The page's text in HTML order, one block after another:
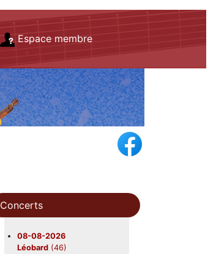
Espace membre
Concerts
08-08-2026
Léobard (46)